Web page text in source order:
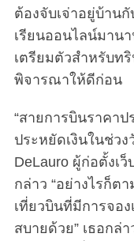
ต้องจับเจ่าอยู่บ้านกั
เรียนออนไลน์มาน
เตรียมตัวสำหรับท
พิจารณาให้ดีก่อน
“สายการบินราคา
ประหยัดเงินในช่ว
DeLauro ผู้ก่อตั้งเว็
กล่าว “อย่างไรก็ต
เที่ยวบินที่มีการจอ
สบายด้วย” เธอกล่